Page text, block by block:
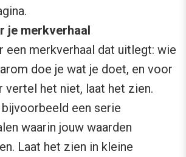
je merkverhaal
een merkverhaal dat uitlegt: wie
doe je wat je doet, en voor
vertel het niet, laat het zien.
een serie
waarin jouw waarden
Laat het zien in kleine